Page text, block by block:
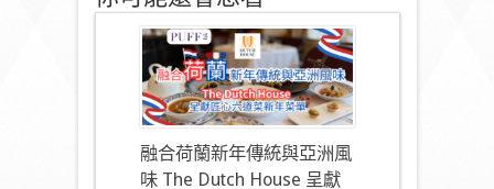
融合荷蘭新年傳統與亞洲風
味 The Dutch House 呈獻